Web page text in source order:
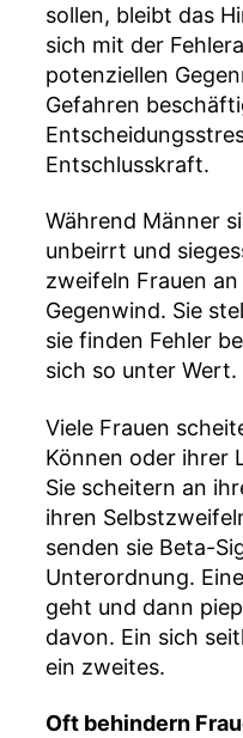
sollen, bleibt das
sich mit der
potenziellen
Gefahren
Entschlusskraft.
Während Männer
unbeirrt und
zweifeln Frauen
Gegenwind. Sie
sie finden Fehler
sich so unter Wert.
Viele Frauen
Können oder ihrer
Sie scheitern an
ihren
senden sie Beta-
Unterordnung.
geht und dann
davon. Ein sich
ein zweites.
Oft behindern